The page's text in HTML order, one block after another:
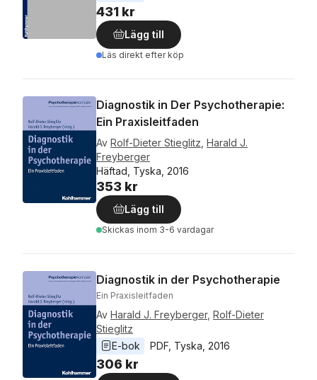
431 kr
Lägg till
Läs direkt efter köp
Diagnostik in Der Psychotherapie:
Ein Praxisleitfaden
Av Rolf-Dieter Stieglitz Harald J.
Freyberger
Häftad, Tyska, 2016
353 kr
Lägg till
Skickas inom 3-6 vardagar
Diagnostik in der Psychotherapie
Ein Praxisleitfaden
Av Harald J. Freyberger, Rolf-Dieter
Stieglitz
E-bok
PDF Tyska 2016
306 kr